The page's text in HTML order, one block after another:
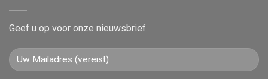
Geef u op voor onze nieuwsbrief.